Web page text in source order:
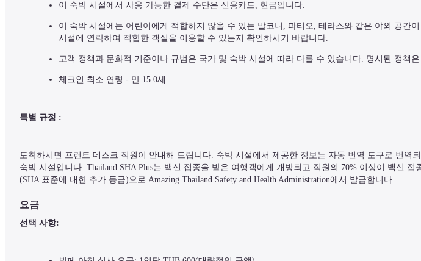
이 숙박 시설에서 사용 가능한 결제 수단은 신용카드, 현금입니다.
이 숙박 시설에는 어린이에게 적합하지 않을 수 있는 발코니, 파티오, 테라스와 같은 야외 공간
시설에 연락하여 적합한 객실을 이용할 수 있는지 확인하시기 바랍니다.
고객 정책과 문화적 기준이나 규범은 국가 및 숙박 시설에 따라 다를 수 있습니다. 명시된 정책
체크인 최소 연령 - 만 15.0세
특별 규정 :
도착하시면 프런트 데스크 직원이 안내해 드립니다. 숙박 시설에서 제공한 정보는 자동 번역 도구로 번역
숙박 시설입니다. Thailand SHA Plus는 백신 접종을 받은 여행객에게 개방되고 직원의 70% 이상이 백신
(SHA 표준에 대한 추가 등급)으로 Amazing Thailand Safety and Health Administration에서 발급합니다.
요금
선택 사항: